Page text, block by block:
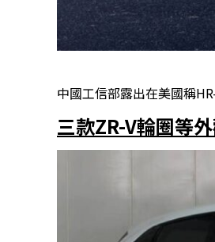
中國工信部露出在美國稱
三款ZR-V輪圈等